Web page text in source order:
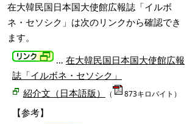
在大韓民国日本国大使館広報誌「イルボ
ネ・セソシク」は次のリンクから確認でき
ます。
… 在大韓民国日本国大使館広報
誌「イルボネ・セソシク」
紹介文（日本語版）
（ 873キロバイト）
【参考】